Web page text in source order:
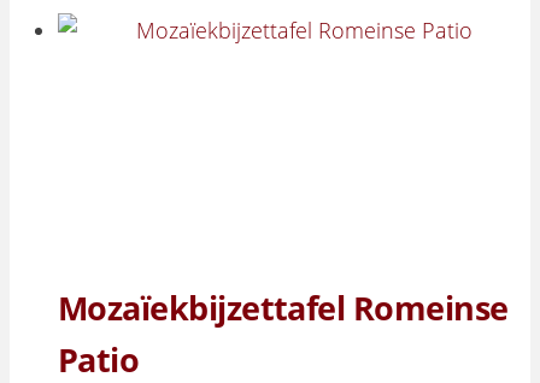
Mozaïekbijzettafel Romeinse
Patio